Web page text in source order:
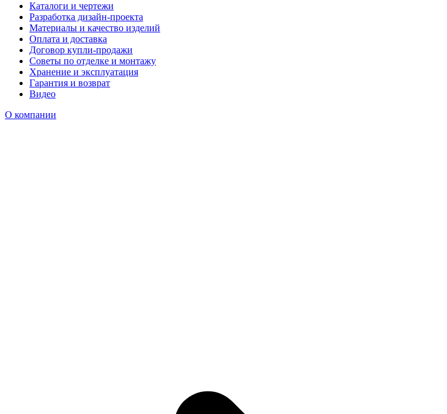
Каталоги и чертежи
Разработка дизайн-проекта
Материалы и качество изделий
Оплата и доставка
Договор купли-продажи
Советы по отделке и монтажу
Хранение и эксплуатация
Гарантия и возврат
Видео
О компании